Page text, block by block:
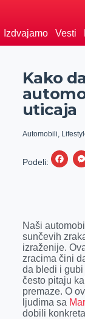
Izdvajamo Vesti
Kako
uticaja
Automobili,
Podeli:
F
b
o
o
k
Naši
sunčevih
izraženije.
zracima čini
da bledi i
često pitaju
premaze. O
ljudima sa
dobili